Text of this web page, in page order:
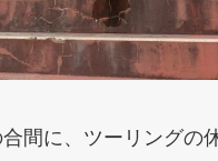
合間に、ツーリングの